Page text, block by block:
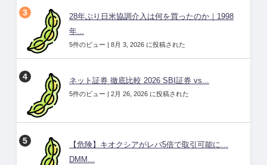
28年ぶり日米協調介入は何を買ったのか｜1998
年...
5件のビュー | 8月 3, 2026 に投稿された
ネット証券 徹底比較 2026 SBI証券 vs...
5件のビュー | 2月 26, 2026 に投稿された
【危険】キオクシアがレバ5倍で取引可能に…
DMM...